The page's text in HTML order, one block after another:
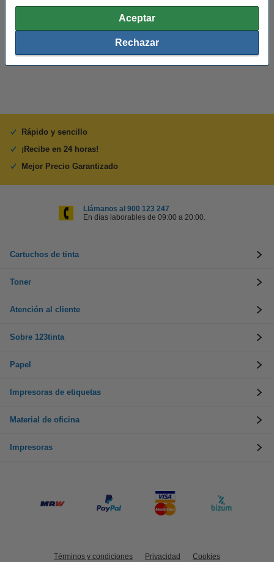
Aceptar
Rechazar
S0722370
089312
Rápido y sencillo
¡Recibe en 24 horas!
Mejor Precio Garantizado
Llámanos al 900 123 247
En días laborables de 09:00 a 20:00.
Cartuchos de tinta
Toner
Atención al cliente
Sobre 123tinta
Papel
Impresoras de etiquetas
Material de oficina
Impresoras
Términos y condiciones Privacidad Cookies